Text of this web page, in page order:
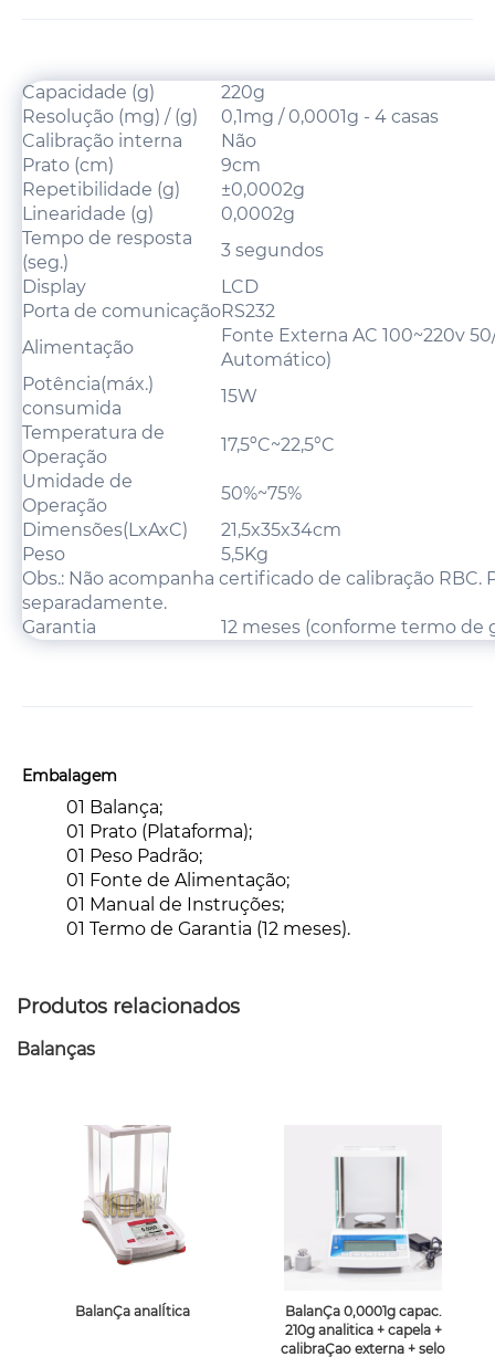
Capacidade (g)
220g
Resolução (mg) / (g)
0,1mg / 0,0001g - 4 casas
Calibração interna
Não
Prato (cm)
9cm
Repetibilidade (g)
±0,0002g
Linearidade (g)
0,0002g
Tempo de resposta
(seg.)
3 segundos
Display
LCD
Porta de comunicaçãoRS232
Alimentação
Fonte Externa AC 100~220v
Automático)
Potência(máx.)
consumida
15W
Temperatura de
Operação
17,5ºC~22,5°C
Umidade de
Operação
50%~75%
Dimensões(LxAxC)
21,5x35x34cm
Peso
5,5Kg
Obs.: Não acompanha certificado de calibração RBC.
separadamente.
Garantia
12 meses (conforme termo de
Embalagem
01 Balança;
01 Prato (Plataforma);
01 Peso Padrão;
01 Fonte de Alimentação;
01 Manual de Instruções;
01 Termo de Garantia (12 meses).
Produtos relacionados
Balanças
BalanÇa analÍtica
BalanÇa 0,0001g capac.
210g analitica + capela +
calibraÇao externa + selo